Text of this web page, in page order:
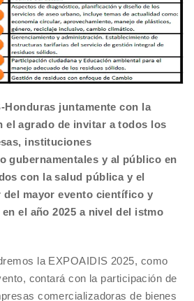
Honduras juntamente con la
el agrado de invitar a todos los
instituciones
gubernamentales y al público en
con la salud pública y el
del mayor evento científico y
el año 2025 a nivel del istmo
la EXPOAIDIS 2025, como
contará con la participación de
comercializadoras de bienes